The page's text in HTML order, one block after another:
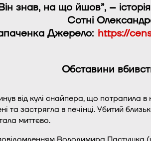
знав, на що йшов”, –
Сотні
Джерело: https://
Обставини
від кулі снайпера, що потрапила
та застрягла в печінці. Убитий
миттєво.